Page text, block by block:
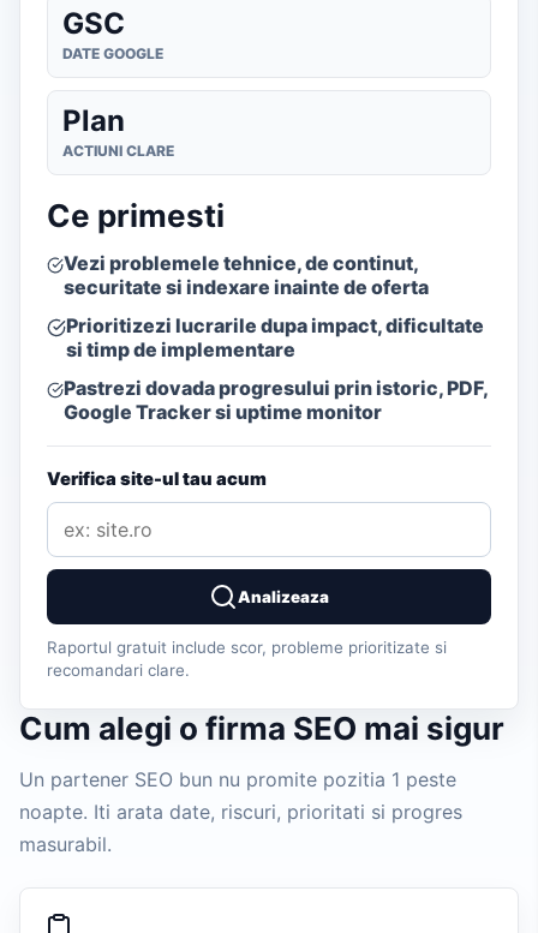
GSC
DATE GOOGLE
Plan
ACTIUNI CLARE
Ce primesti
Vezi problemele tehnice, de continut,
securitate si indexare inainte de oferta
Prioritizezi lucrarile dupa impact, dificultate
si timp de implementare
Pastrezi dovada progresului prin istoric, PDF,
Google Tracker si uptime monitor
Verifica site-ul tau acum
Analizeaza
Raportul gratuit include scor, probleme prioritizate si
recomandari clare.
Cum alegi o firma SEO mai sigur
Un partener SEO bun nu promite pozitia 1 peste
noapte. Iti arata date, riscuri, prioritati si progres
masurabil.